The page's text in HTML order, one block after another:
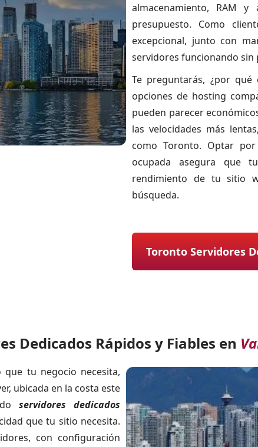
almacenamiento, RAM
presupuesto. Como
excepcional, junto con
servidores funcionando sin
Te preguntarás, ¿por
opciones de hosting
pueden parecer
las velocidades más
como Toronto. Optar
ocupada asegura que
rendimiento de tu sitio
búsqueda.
Toronto Servidores
Dedicados Rápidos y Fiables en
tu negocio necesita,
ubicada en la costa este
servidores dedicados
que tu sitio necesita.
con configuración